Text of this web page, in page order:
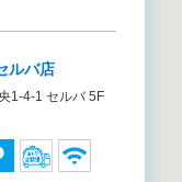
ルバ店
1-4-1 セルバ 5F